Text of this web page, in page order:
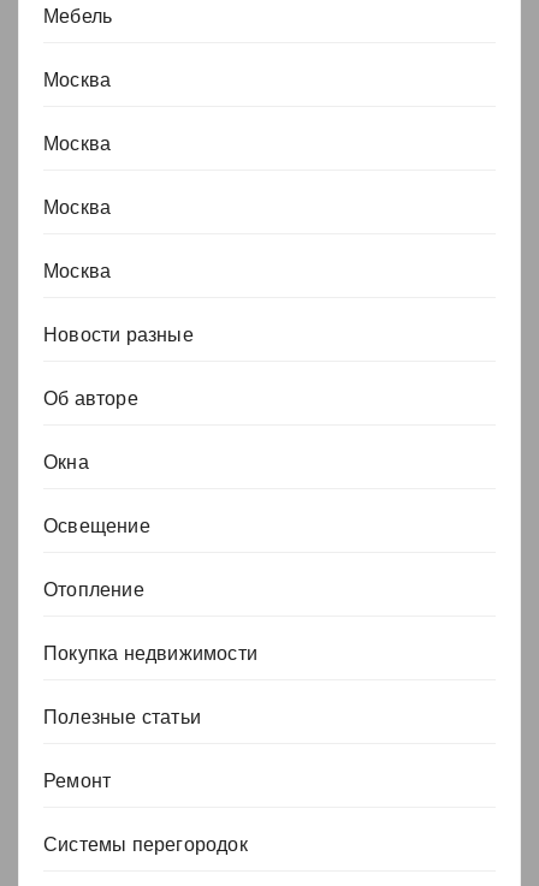
Мебель
Москва
Москва
Москва
Москва
Новости разные
Об авторе
Окна
Освещение
Отопление
Покупка недвижимости
Полезные статьи
Ремонт
Системы перегородок